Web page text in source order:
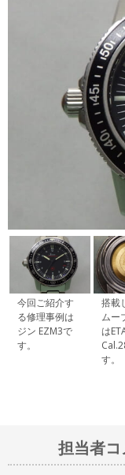
今回ご紹介す
る修理事例は
ジン EZM3で
す。
搭載
ムー
は
す。
担当者コ